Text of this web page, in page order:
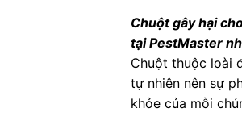
Chuột gây hại
tại PestMaster
Chuột thuộc loài
tự nhiên nên sự
khỏe của mỗi